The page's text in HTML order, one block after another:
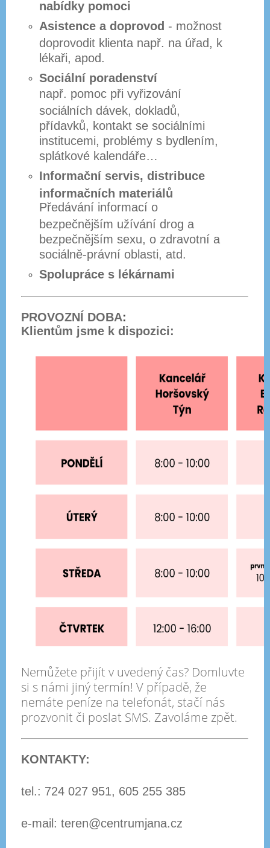
nabídky pomoci
Asistence a doprovod - možnost
doprovodit klienta např. na úřad, k
lékaři, apod.
Sociální poradenství
např. pomoc při vyřizování
sociálních dávek, dokladů,
přídavků, kontakt se sociálními
institucemi, problémy s bydlením,
splátkové kalendáře…
Informační servis, distribuce
informačních materiálů
Předávání informací o
bezpečnějším užívání drog a
bezpečnějším sexu, o zdravotní a
sociálně-právní oblasti, atd.
Spolupráce s lékárnami
PROVOZNÍ DOBA:
Klientům jsme k dispozici:
Nemůžete přijít v uvedený čas? Domluvte
si s námi jiný termín! V případě, že
nemáte peníze na telefonát, stačí nás
prozvonit či poslat SMS. Zavoláme zpět.
KONTAKTY:
tel.: 724 027 951, 605 255 385
e-mail: teren@centrumjana.cz